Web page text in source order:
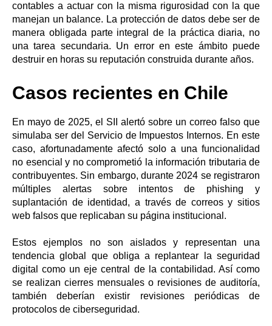
contables a actuar con la misma rigurosidad con la que
manejan un balance. La protección de datos debe ser de
manera obligada parte integral de la práctica diaria, no
una tarea secundaria. Un error en este ámbito puede
destruir en horas su reputación construida durante años.
Casos recientes en Chile
En mayo de 2025, el SII alertó sobre un correo falso que
simulaba ser del Servicio de Impuestos Internos. En este
caso, afortunadamente afectó solo a una funcionalidad
no esencial y no comprometió la información tributaria de
contribuyentes. Sin embargo, durante 2024 se registraron
múltiples alertas sobre intentos de phishing y
suplantación de identidad, a través de correos y sitios
web falsos que replicaban su página institucional.
Estos ejemplos no son aislados y representan una
tendencia global que obliga a replantear la seguridad
digital como un eje central de la contabilidad. Así como
se realizan cierres mensuales o revisiones de auditoría,
también deberían existir revisiones periódicas de
protocolos de ciberseguridad.